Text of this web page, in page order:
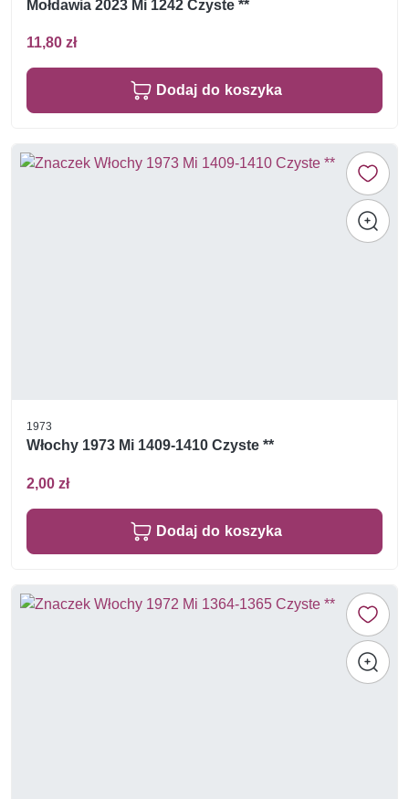
Mołdawia 2023 Mi 1242 Czyste **
11,80 zł
Dodaj do koszyka
1973
Włochy 1973 Mi 1409-1410 Czyste **
2,00 zł
Dodaj do koszyka